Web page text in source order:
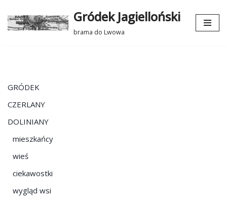
Przejdź
Gródek Jagielloński
brama do Lwowa
GRÓDEK
CZERLANY
DOLINIANY
mieszkańcy
wieś
ciekawostki
wygląd wsi